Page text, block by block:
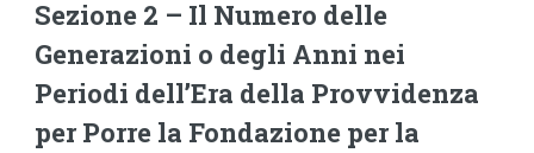
Sezione 2 – Il Numero delle
Generazioni o degli Anni nei
Periodi dell’Era della Provvidenza
per Porre la Fondazione per la